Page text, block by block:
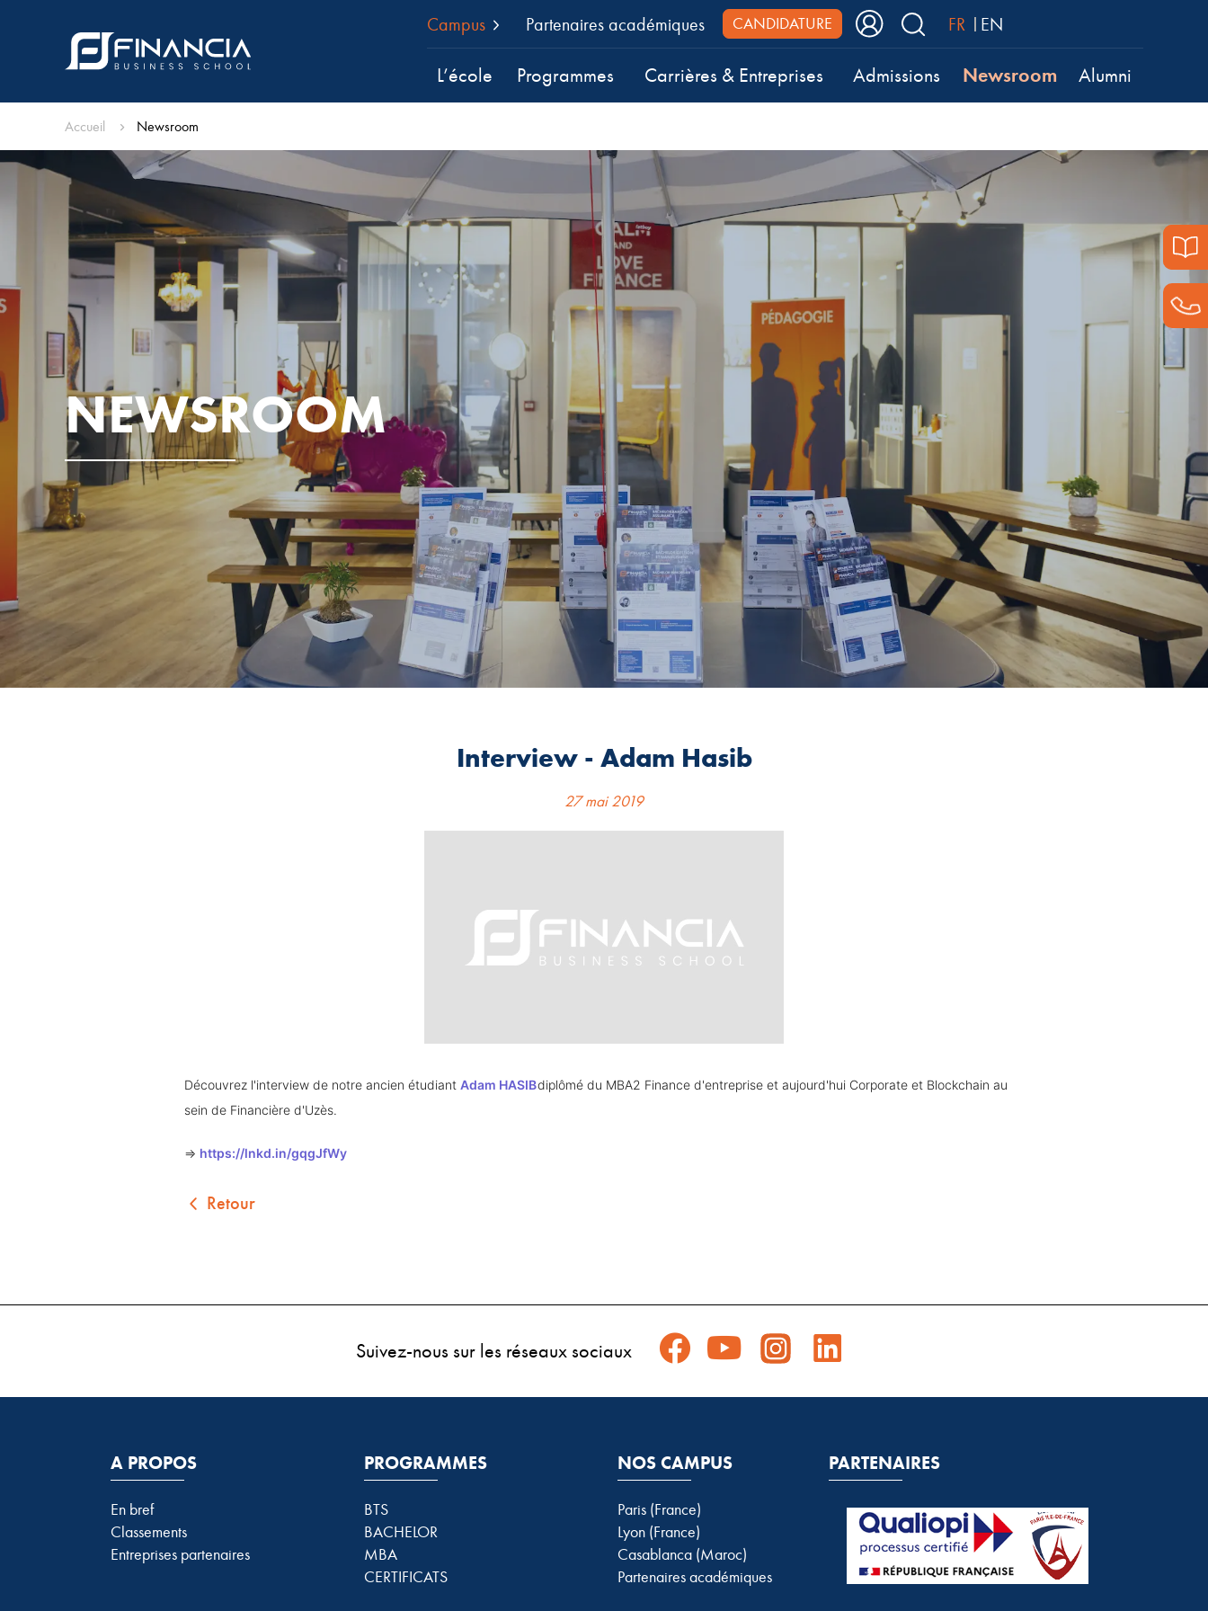
Campus Partenaires académiques CANDIDATURE FR EN
L’école Programmes Carrières & Entreprises Admissions Newsroom Alumni
Accueil Newsroom
NEWSROOM
Interview - Adam Hasib
27 mai 2019
Découvrez l'interview de notre ancien étudiant Adam HASIBdiplômé du MBA2 Finance d'entreprise et aujourd'hui Corporate et Blockchain au
sein de Financière d'Uzès.
=> https://lnkd.in/gqgJfWy
Retour
Suivez-nous sur les réseaux sociaux
A PROPOS
En bref
Classements
Entreprises partenaires
PROGRAMMES
BTS
BACHELOR
MBA
CERTIFICATS
NOS CAMPUS
Paris (France)
Lyon (France)
Casablanca (Maroc)
Partenaires académiques
PARTENAIRES